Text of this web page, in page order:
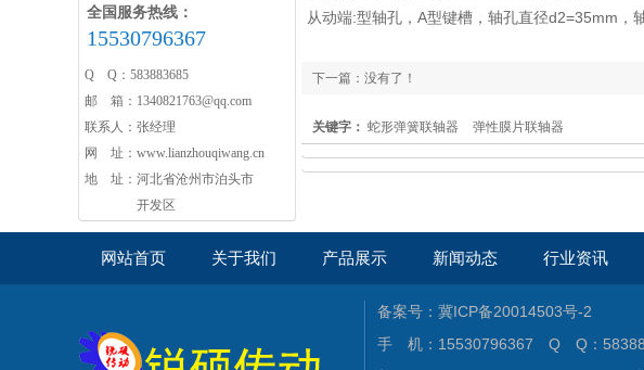
全国服务热线：
15530796367
Q Q：583883685
邮 箱：1340821763@qq.com
联系人：张经理
网 址：www.lianzhouqiwang.cn
地 址：河北省沧州市泊头市
开发区
从动端:型轴孔，A型键槽，轴孔直径d2=35mm，
下一篇：没有了！
关键字： 蛇形弹簧联轴器 弹性膜片联轴器
网站首页 关于我们 产品展示 新闻动态 行业资讯
备案号： 冀ICP备20014503号-2
手 机：15530796367 Q Q：